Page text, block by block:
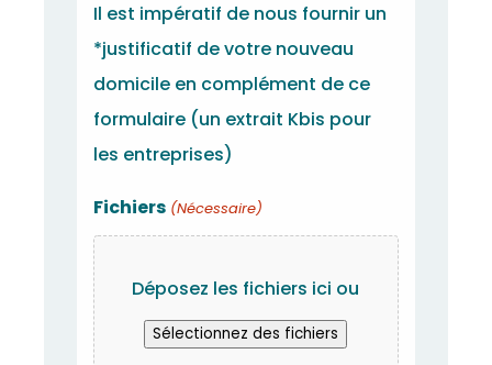
Il est impératif de nous fournir un
*justificatif de votre nouveau
domicile en complément de ce
formulaire (un extrait Kbis pour
les entreprises)
Fichiers (Nécessaire)
Déposez les fichiers ici ou
Sélectionnez des fichiers